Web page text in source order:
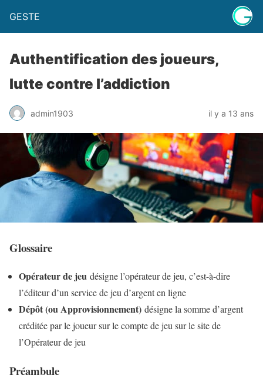
GESTE
Authentification des joueurs,
lutte contre l’addiction
admin1903 il y a 13 ans
Glossaire
Opérateur de jeu désigne l’opérateur de jeu, c’est-à-dire
l’éditeur d’un service de jeu d’argent en ligne
Dépôt (ou Approvisionnement) désigne la somme d’argent
créditée par le joueur sur le compte de jeu sur le site de
l’Opérateur de jeu
Préambule